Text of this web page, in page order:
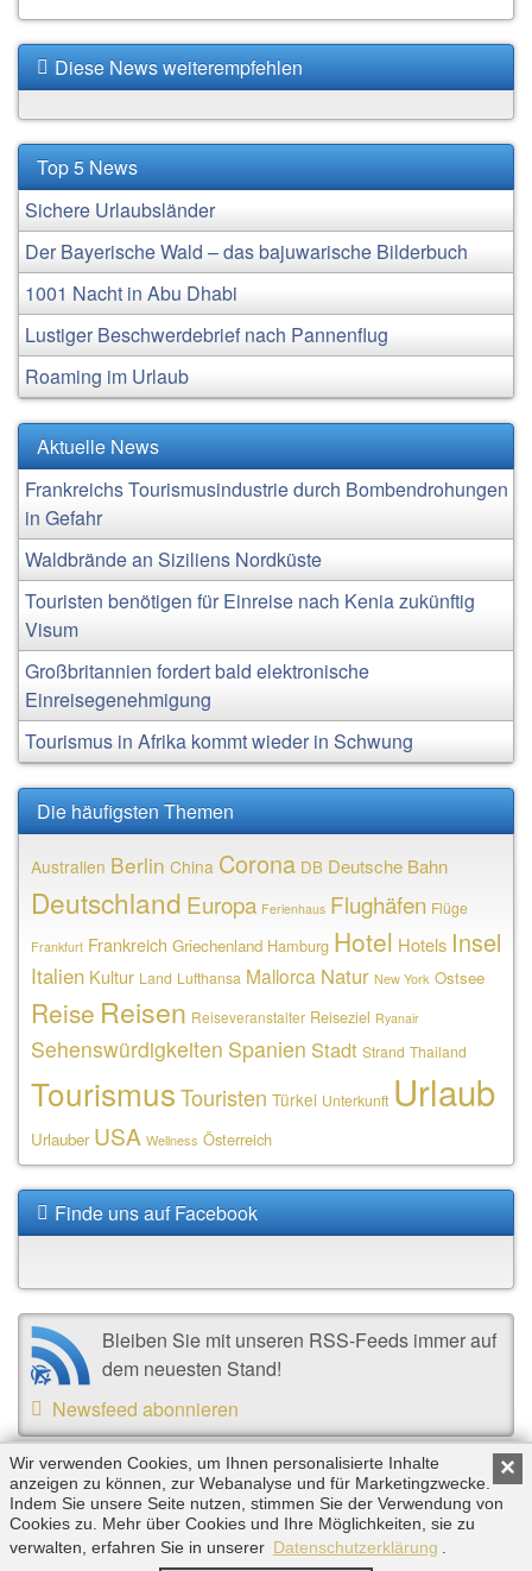
Diese News weiterempfehlen
Top 5 News
Sichere Urlaubsländer
Der Bayerische Wald – das bajuwarische Bilderbuch
1001 Nacht in Abu Dhabi
Lustiger Beschwerdebrief nach Pannenflug
Roaming im Urlaub
Aktuelle News
Frankreichs Tourismusindustrie durch Bombendrohungen
in Gefahr
Waldbrände an Siziliens Nordküste
Touristen benötigen für Einreise nach Kenia zukünftig
Visum
Großbritannien fordert bald elektronische
Einreisegenehmigung
Tourismus in Afrika kommt wieder in Schwung
Die häufigsten Themen
Australien Berlin China Corona DB Deutsche Bahn
Deutschland Europa Ferienhaus Flughäfen Flüge
Frankfurt Frankreich Griechenland Hamburg Hotel Hotels Insel
Italien Kultur Land Lufthansa Mallorca Natur New York Ostsee
Reise Reisen Reiseveranstalter Reiseziel Ryanair
Sehenswürdigkeiten Spanien Stadt Strand Thailand
TourismusTouristen Türkei Unterkunft Urlaub
Urlauber USA Wellness Österreich
Finde uns auf Facebook
Bleiben Sie mit unseren RSS-Feeds immer auf
dem neuesten Stand!
Newsfeed abonnieren
Copyright © 2026 by Triplemind GmbH. Alle Rechte
vorbehalten. |Impressum|Datenschutz
×
Wir verwenden Cookies, um Ihnen personalisierte Inhalte
anzeigen zu können, zur Webanalyse und für Marketingzwecke.
Indem Sie unsere Seite nutzen, stimmen Sie der Verwendung von
Cookies zu. Mehr über Cookies und Ihre Möglichkeiten, sie zu
verwalten, erfahren Sie in unserer Datenschutzerklärung